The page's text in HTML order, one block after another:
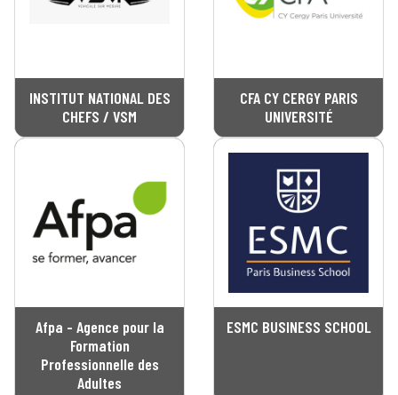
INSTITUT NATIONAL DES
CHEFS / VSM
CFA CY CERGY PARIS
UNIVERSITÉ
Afpa - Agence pour la
Formation
Professionnelle des
Adultes
ESMC BUSINESS SCHOOL